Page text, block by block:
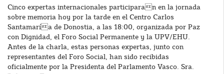
Cinco expertas internacionales participaran en la jornada
sobre memoria hoy por la tarde en el Centro Carlos
Santamaría de Donostia, a las 18:00, organizada por Paz
con Dignidad, el Foro Social Permanente y la UPV/EHU.
Antes de la charla, estas personas expertas, junto con
representantes del Foro Social, han sido recibidas
oficialmente por la Presidenta del Parlamento Vasco. Sra.